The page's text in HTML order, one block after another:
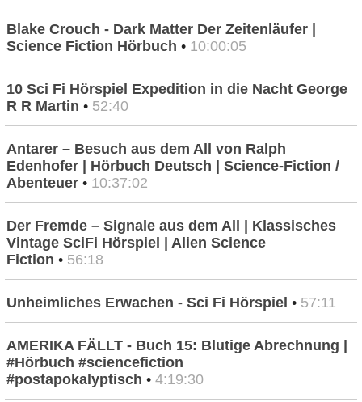
Blake Crouch - Dark Matter Der Zeitenläufer |
Science Fiction Hörbuch • 10:00:05
10 Sci Fi Hörspiel Expedition in die Nacht George
R R Martin • 52:40
Antarer – Besuch aus dem All von Ralph
Edenhofer | Hörbuch Deutsch | Science-Fiction /
Abenteuer • 10:37:02
Der Fremde – Signale aus dem All | Klassisches
Vintage SciFi Hörspiel | Alien Science
Fiction • 56:18
Unheimliches Erwachen - Sci Fi Hörspiel • 57:11
AMERIKA FÄLLT - Buch 15: Blutige Abrechnung |
#Hörbuch #sciencefiction
#postapokalyptisch • 4:19:30